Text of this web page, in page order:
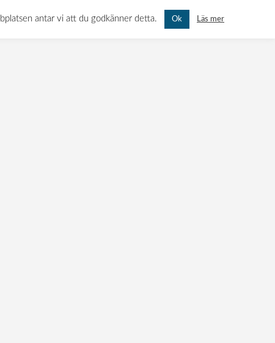
MÅN-FRE: 07.00 - 16.00 LÖR-SÖN: STÄNGT
antar vi att du godkänner detta. Ok Läs mer